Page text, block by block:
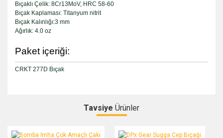
Bıçaklı Çelik: 8Cr13MoV, HRC 58-60
Bıçak Kaplaması: Titanyum nitrit
Bıçak Kalınlığı:3 mm
Ağırlık: 4.0 oz
Paket içeriği:
CRKT 277D Bıçak
Bu ürüne ilk yorumu siz yapın!
Tavsiye Ürünler
Bomba İmha Çok Amaçlı Çakı DPx Gear Sugga Cep Bıçağı